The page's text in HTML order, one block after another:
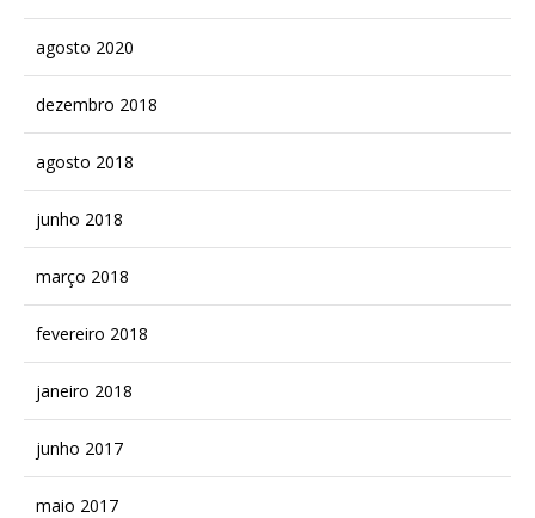
agosto 2020
dezembro 2018
agosto 2018
junho 2018
março 2018
fevereiro 2018
janeiro 2018
junho 2017
maio 2017